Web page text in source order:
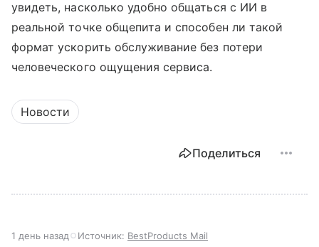
увидеть, насколько удобно общаться с ИИ в
реальной точке общепита и способен ли такой
формат ускорить обслуживание без потери
человеческого ощущения сервиса.
Новости
Поделиться
1 день назад Источник: BestProducts Mail